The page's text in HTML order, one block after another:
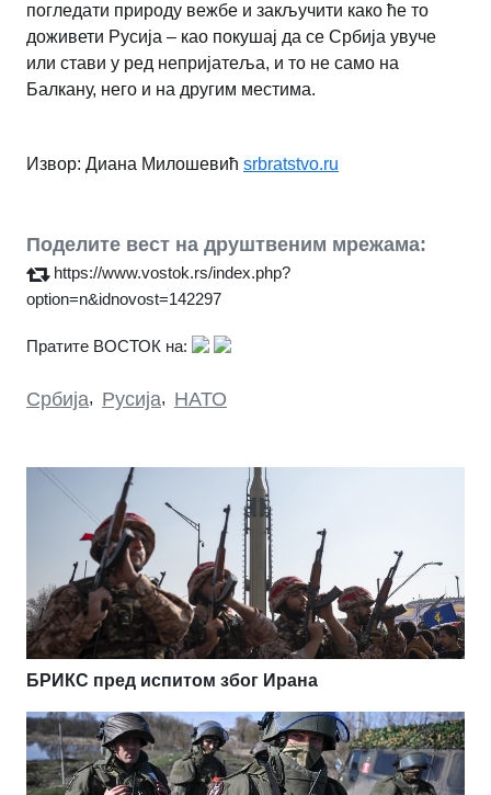
погледати природу вежбе и закључити како ће то
доживети Русија – као покушај да се Србија увуче
или стави у ред непријатеља, и то не само на
Балкану, него и на другим местима.
Извор: Диана Милошевић srbratstvo.ru
Поделите вест на друштвеним мрежама:
https://www.vostok.rs/index.php?
option=n&idnovost=142297
Пратите ВОСТОК на:
Србија, Русија, НАТО
БРИКС пред испитом због Ирана